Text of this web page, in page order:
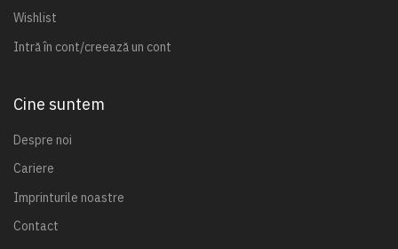
Wishlist
Intră în cont/creează un cont
Cine suntem
Despre noi
Cariere
Imprinturile noastre
Contact